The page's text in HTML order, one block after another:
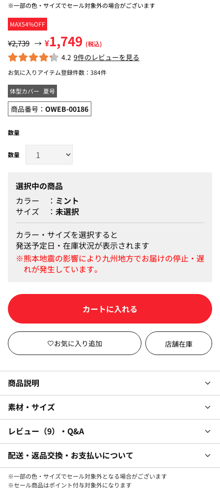
MAX54%OFF
※一部の色・サイズでセール対象外の場合がございます
¥2,739 → ¥1,749 (税込)
4.2 9件のレビューを見る
お気に入りアイテム登録件数： 384件
体型カバー 夏号
商品番号： OWEB-00186
数量
選択中の商品
カラー
ミント
サイズ
未選択
カラー・サイズを選択すると
発送予定日・在庫状況が表示されます
カートに入れる
店舗在庫
商品説明
素材・サイズ
レビュー 9 ・Q&A
配送・返品交換・お支払いについて
※一部の色・サイズでセール対象外となる場合がございます
※セール商品はポイント付与対象外になります